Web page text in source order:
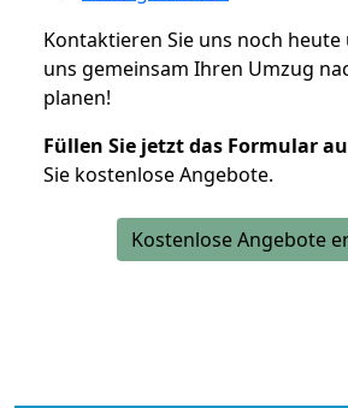
Kontaktieren Sie uns noch heute
uns gemeinsam Ihren Umzug
planen!
Füllen Sie jetzt das Formular
Sie kostenlose Angebote.
Kostenlose Angebote